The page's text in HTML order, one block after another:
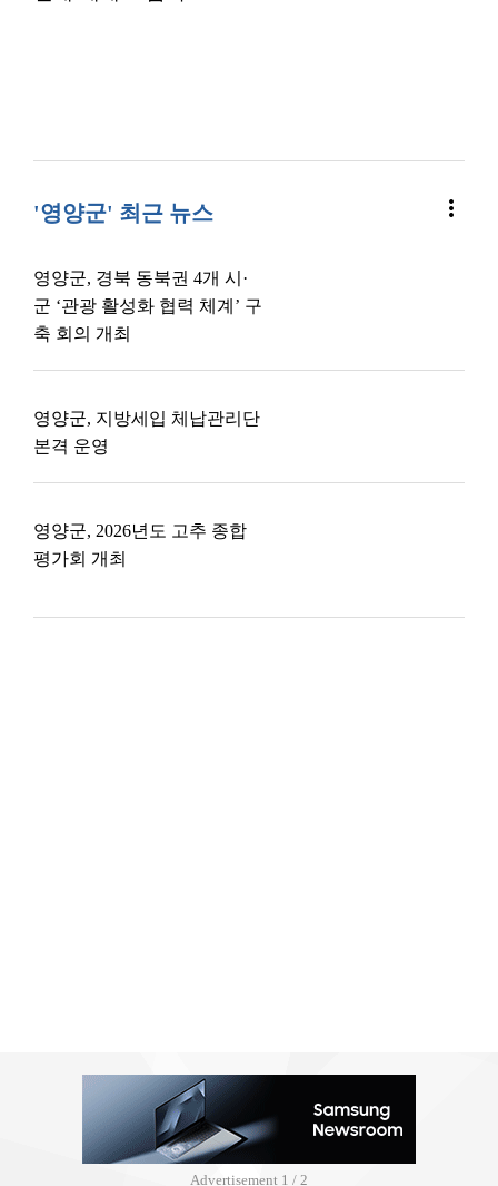
'영양군' 최근 뉴스 more_vert
영양군, 경북 동북권 4개 시·
군 ‘관광 활성화 협력 체계’ 구
축 회의 개최
영양군, 지방세입 체납관리단
본격 운영
영양군, 2026년도 고추 종합
평가회 개최
Advertisement 2 / 2